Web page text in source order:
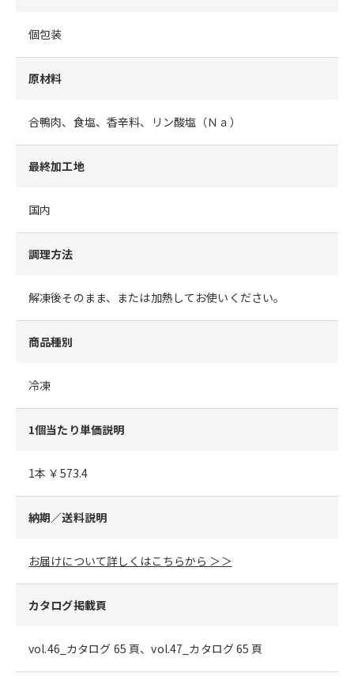
個包装
原材料
合鴨肉、食塩、香辛料、リン酸塩（Ｎａ）
最終加工地
国内
調理方法
解凍後そのまま、または加熱してお使いください。
商品種別
冷凍
1個当たり単価説明
1本 ￥573.4
納期／送料説明
お届けについて詳しくはこちらから ＞＞
カタログ掲載頁
vol.46_カタログ 65 頁、vol.47_カタログ 65 頁